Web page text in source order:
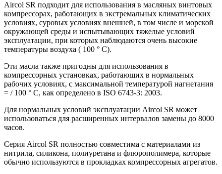
Aircol SR подходит для использования в масляных винтовых
компрессорах, работающих в экстремальных климатических
условиях, суровых условиях внешней, в том числе и морской
окружающей среды и испытывающих тяжелые условий
эксплуатации, при которых наблюдаются очень высокие
температуры воздуха ( 100 ° C).
Эти масла также пригодны для использования в
компрессорных установках, работающих в нормальных
рабочих условиях, с максимальной температурой нагнетания
= / 100 ° C, как определено в ISO 6743-3: 2003.
Для нормальных условий эксплуатации Aircol SR может
использоваться для расширенных интервалов замены до 8000
часов.
Серия Aircol SR полностью совместима с материалами из
нитрила, силикона, полиуретана и флюрополимера, которые
обычно используются в прокладках компрессорных агрегатов.